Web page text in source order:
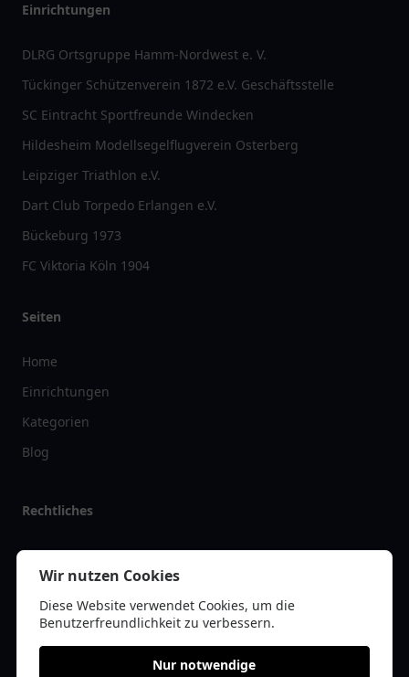
Einrichtungen
DLRG Ortsgruppe Hamm-Nordwest e. V.
Tückinger Schützenverein 1872 e.V. Geschäftsstelle
SC Eintracht Sportfreunde Windecken
Hildesheim Modellsegelflugverein Osterberg
Leipziger Triathlon e.V.
Dart Club Torpedo Erlangen e.V.
Bückeburg 1973
FC Viktoria Köln 1904
Seiten
Home
Einrichtungen
Kategorien
Blog
Rechtliches
Impressum
Datenschutz
Kontakt
Wir nutzen Cookies
Diese Website verwendet Cookies, um die
Benutzerfreundlichkeit zu verbessern.
Nur notwendige